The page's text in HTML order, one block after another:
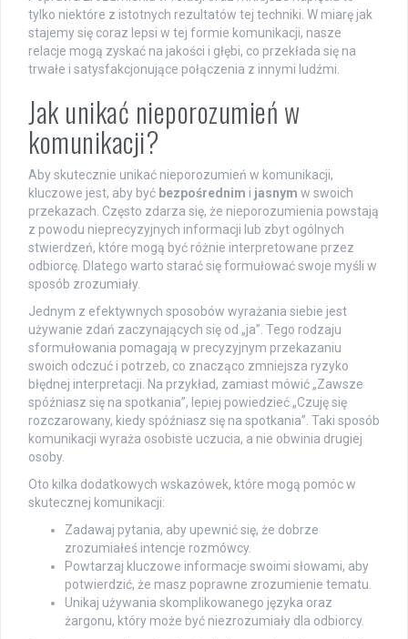
tylko niektóre z istotnych rezultatów tej techniki. W miarę jak
stajemy się coraz lepsi w tej formie komunikacji, nasze
relacje mogą zyskać na jakości i głębi, co przekłada się na
trwałe i satysfakcjonujące połączenia z innymi ludźmi.
Jak unikać nieporozumień w
komunikacji?
Aby skutecznie unikać nieporozumień w komunikacji,
kluczowe jest, aby być bezpośrednim i jasnym w swoich
przekazach. Często zdarza się, że nieporozumienia powstają
z powodu nieprecyzyjnych informacji lub zbyt ogólnych
stwierdzeń, które mogą być różnie interpretowane przez
odbiorcę. Dlatego warto starać się formułować swoje myśli w
sposób zrozumiały.
Jednym z efektywnych sposobów wyrażania siebie jest
używanie zdań zaczynających się od „ja”. Tego rodzaju
sformułowania pomagają w precyzyjnym przekazaniu
swoich odczuć i potrzeb, co znacząco zmniejsza ryzyko
błędnej interpretacji. Na przykład, zamiast mówić „Zawsze
spóźniasz się na spotkania”, lepiej powiedzieć „Czuję się
rozczarowany, kiedy spóźniasz się na spotkania”. Taki sposób
komunikacji wyraża osobiste uczucia, a nie obwinia drugiej
osoby.
Oto kilka dodatkowych wskazówek, które mogą pomóc w
skutecznej komunikacji:
Zadawaj pytania, aby upewnić się, że dobrze
zrozumiałeś intencje rozmówcy.
Powtarzaj kluczowe informacje swoimi słowami, aby
potwierdzić, że masz poprawne zrozumienie tematu.
Unikaj używania skomplikowanego języka oraz
żargonu, który może być niezrozumiały dla odbiorcy.